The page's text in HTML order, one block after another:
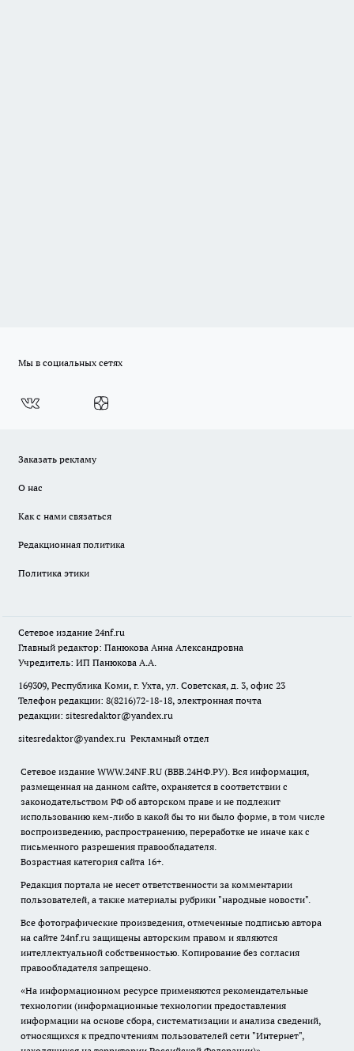
Мы в социальных сетях
Заказать рекламу
О нас
Как с нами связаться
Редакционная политика
Политика этики
Сетевое издание 24nf.ru
Главный редактор: Панюкова Анна Александровна
Учредитель: ИП Панюкова А.А.
169309, Республика Коми, г. Ухта, ул. Советская, д. 3, офис 23
Телефон редакции: 8(8216)72-18-18, электронная почта
редакции: sitesredaktor@yandex.ru
sitesredaktor@yandex.ru Рекламный отдел
Сетевое издание WWW.24NF.RU (ВВВ.24НФ.РУ). Вся информация,
размещенная на данном сайте, охраняется в соответствии с
законодательством РФ об авторском праве и не подлежит
использованию кем-либо в какой бы то ни было форме, в том числе
воспроизведению, распространению, переработке не иначе как с
письменного разрешения правообладателя.
Возрастная категория сайта 16+.
Редакция портала не несет ответственности за комментарии
пользователей, а также материалы рубрики "народные новости".
Все фотографические произведения, отмеченные подписью автора
на сайте 24nf.ru защищены авторским правом и являются
интеллектуальной собственностью. Копирование без согласия
правообладателя запрещено.
«На информационном ресурсе применяются рекомендательные
технологии (информационные технологии предоставления
информации на основе сбора, систематизации и анализа сведений,
относящихся к предпочтениям пользователей сети "Интернет",